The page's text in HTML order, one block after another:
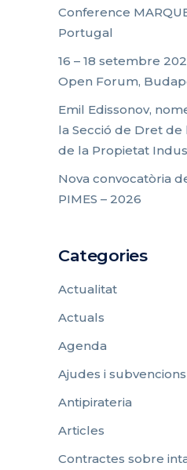
Conference
Portugal
16 – 18 setembre
Open Forum,
Emil Edissonov,
la Secció de Dret de
de la Propietat
Nova convocatòria
PIMES – 2026
Categories
Actualitat
Actuals
Agenda
Ajudes i subvencions
Antipirateria
Articles
Contractes sobre